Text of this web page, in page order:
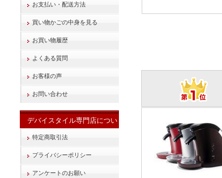
お支払い・配送方法
買い物かごの中身を見る
お買い物履歴
よくある質問
お客様の声
お問い合わせ
デバイスタイル専門店につい
て特定商取引法
プライバシーポリシー
アンケートのお願い